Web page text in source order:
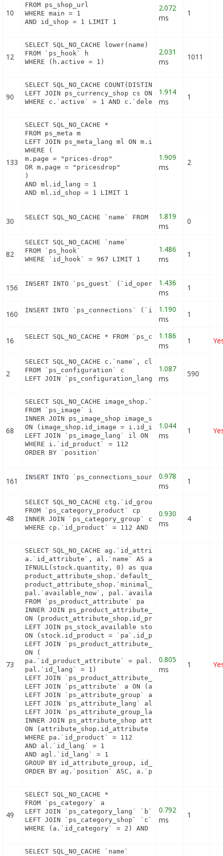
10
FROM ps_shop_url
WHERE main = 1
AND id_shop = 1 LIMIT 1
2.072
ms
1
12
SELECT SQL_NO_CACHE lower(name) as name
FROM `ps_hook` h
WHERE (h.active = 1)
2.031
ms
1011
90
SELECT SQL_NO_CACHE COUNT(DISTINCT
LEFT JOIN ps_currency_shop cs ON
WHERE c.`active` = 1 AND c.`deleted` = 0 LIMIT 1
1.914
ms
1
133
SELECT SQL_NO_CACHE *
FROM ps_meta m
LEFT JOIN ps_meta_lang ml ON m.id_meta =
WHERE (
m.page = "prices-drop"
OR m.page = "pricesdrop"
)
AND ml.id_lang = 1
AND ml.id_shop = 1 LIMIT 1
1.909
ms
2
30 SELECT SQL_NO_CACHE `name` FROM `ps_supplier`
1.819
ms
0
82
SELECT SQL_NO_CACHE `name`
FROM `ps_hook`
WHERE `id_hook` = 967 LIMIT 1
1.486
ms
1
156 INSERT INTO `ps_guest`
1.436
ms
1
160 INSERT INTO `ps_connections` (`id_guest`,
1.190
ms
1
16 SELECT SQL_NO_CACHE * FROM `ps_currency` c
1.186
ms
1
2
SELECT SQL_NO_CACHE c.`name`, cl.`id_lang`,
FROM `ps_configuration` c
LEFT JOIN `ps_configuration_lang` cl ON
1.087
ms
590
68
SELECT SQL_NO_CACHE image_shop.`cover`,
FROM `ps_image` i
INNER JOIN ps_image_shop image_shop
ON (image_shop.id_image = i.id_image AND
LEFT JOIN `ps_image_lang` il ON (i.`id_image`
WHERE i.`id_product` = 112
ORDER BY `position`
1.044
ms
1
161 INSERT INTO `ps_connections_source`
0.978
ms
1
48
SELECT SQL_NO_CACHE ctg.`id_group`
FROM `ps_category_product` cp
INNER JOIN `ps_category_group` ctg ON
WHERE cp.`id_product` = 112 AND ctg.`id_group` =
0.930
ms
4
73
SELECT SQL_NO_CACHE ag.`id_attribute_group`,
a.`id_attribute`, al.`name` AS attribute_name,
IFNULL(stock.quantity, 0) as quantity,
product_attribute_shop.`default_on`,
product_attribute_shop.`minimal_quantity`,
pal.`available_now`, pal.`available_later`
FROM `ps_product_attribute` pa
INNER JOIN ps_product_attribute_shop
ON (product_attribute_shop.id_product_attribute
LEFT JOIN ps_stock_available stock
ON (stock.id_product = `pa`.id_product AND
LEFT JOIN `ps_product_attribute_lang` pal
ON (
pa.`id_product_attribute` =
pal.`id_lang` = 1)
LEFT JOIN `ps_product_attribute_combination`
LEFT JOIN `ps_attribute` a ON (a.`id_attribute`
LEFT JOIN `ps_attribute_group` ag ON
LEFT JOIN `ps_attribute_lang` al ON
LEFT JOIN `ps_attribute_group_lang` agl ON
INNER JOIN ps_attribute_shop attribute_shop
ON (attribute_shop.id_attribute = a.id_attribute
WHERE pa.`id_product` = 112
AND al.`id_lang` = 1
AND agl.`id_lang` = 1
GROUP BY id_attribute_group, id_product_attribute
ORDER BY ag.`position` ASC, a.`position` ASC,
0.805
ms
1
49
SELECT SQL_NO_CACHE *
FROM `ps_category` a
LEFT JOIN `ps_category_lang` `b` ON
LEFT JOIN `ps_category_shop` `c` ON
WHERE (a.`id_category` = 2) AND (b.`id_shop` = 1)
0.792
ms
1
SELECT SQL_NO_CACHE `name`